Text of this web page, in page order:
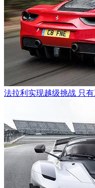
法拉利实现越级挑战 只